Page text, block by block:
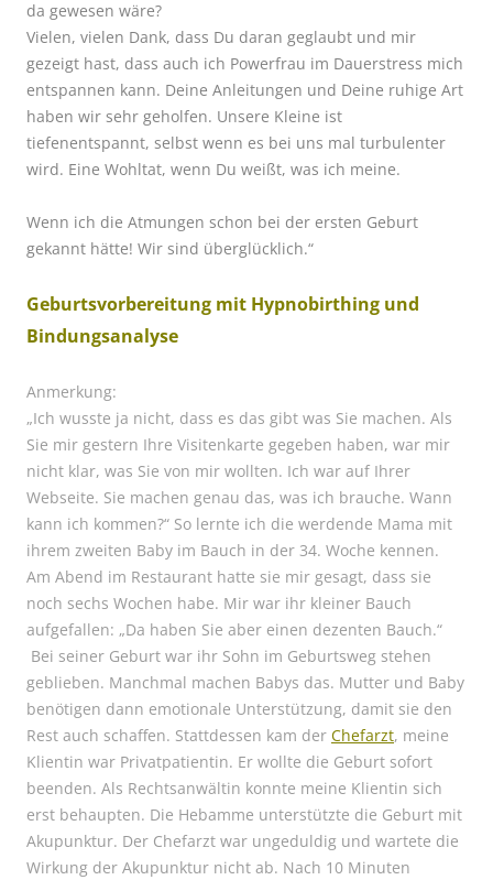
da gewesen wäre?
Vielen, vielen Dank, dass Du daran geglaubt und mir
gezeigt hast, dass auch ich Powerfrau im Dauerstress mich
entspannen kann. Deine Anleitungen und Deine ruhige Art
haben wir sehr geholfen. Unsere Kleine ist
tiefenentspannt, selbst wenn es bei uns mal turbulenter
wird. Eine Wohltat, wenn Du weißt, was ich meine.
Wenn ich die Atmungen schon bei der ersten Geburt
gekannt hätte! Wir sind überglücklich.“
Geburtsvorbereitung mit Hypnobirthing und
Bindungsanalyse
Anmerkung:
„Ich wusste ja nicht, dass es das gibt was Sie machen. Als
Sie mir gestern Ihre Visitenkarte gegeben haben, war mir
nicht klar, was Sie von mir wollten. Ich war auf Ihrer
Webseite. Sie machen genau das, was ich brauche. Wann
kann ich kommen?“ So lernte ich die werdende Mama mit
ihrem zweiten Baby im Bauch in der 34. Woche kennen.
Am Abend im Restaurant hatte sie mir gesagt, dass sie
noch sechs Wochen habe. Mir war ihr kleiner Bauch
aufgefallen: „Da haben Sie aber einen dezenten Bauch.“
Bei seiner Geburt war ihr Sohn im Geburtsweg stehen
geblieben. Manchmal machen Babys das. Mutter und Baby
benötigen dann emotionale Unterstützung, damit sie den
Rest auch schaffen. Stattdessen kam der Chefarzt, meine
Klientin war Privatpatientin. Er wollte die Geburt sofort
beenden. Als Rechtsanwältin konnte meine Klientin sich
erst behaupten. Die Hebamme unterstützte die Geburt mit
Akupunktur. Der Chefarzt war ungeduldig und wartete die
Wirkung der Akupunktur nicht ab. Nach 10 Minuten